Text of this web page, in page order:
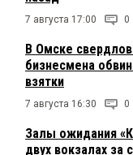
7 августа 17:00 0
В Омске
бизнесмена
взятки
7 августа 16:30 0
Залы ожидания
двух вокзалах за